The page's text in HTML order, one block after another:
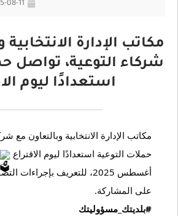
08-11
مكاتب الإدارة
شركاء التوعية، تواصل
استعدادًا ليوم
حملات التوعية استعدادًا ليوم الاقتراع
على المشاركة.
#بلديتك_مسؤوليتك